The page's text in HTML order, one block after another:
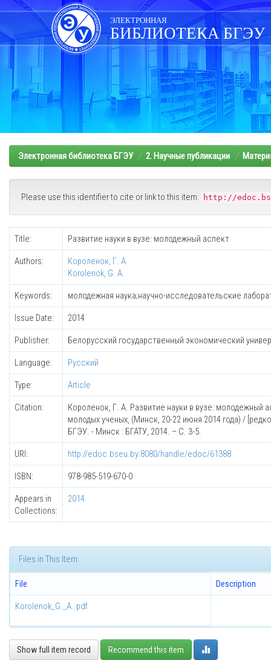
Skip
navigation
ЭЛЕКТРОННАЯ
БИБЛИОТЕКА БГЭУ
Электронная библиотека БГЭУ 2. Научные публикации
Please use this identifier to cite or link to this item: http://
Title: Развитие науки в вузе: молодежный аспект
Authors:
Короленок, Г. А.
Korolenok, G. A.
Keywords: молодежная наука;научно-исследовательские
Issue Date: 2014
Publisher: Белорусский государственный экономический
Language: Русский
Type: Article
Citation:
Короленок, Г. А. Развитие науки в вузе:
молодых ученых, (Минск, 20-22 июня 2014 года) /
БГЭУ. - Минск : БГАТУ, 2014. – С. 3-5.
URI: http://edoc.bseu.by:8080/handle/edoc/61388
ISBN: 978-985-519-670-0
Appears in
Collections:
2014
Files in This Item:
File Description
Korolenok_G._A..pdf
Show full item record Recommend this item